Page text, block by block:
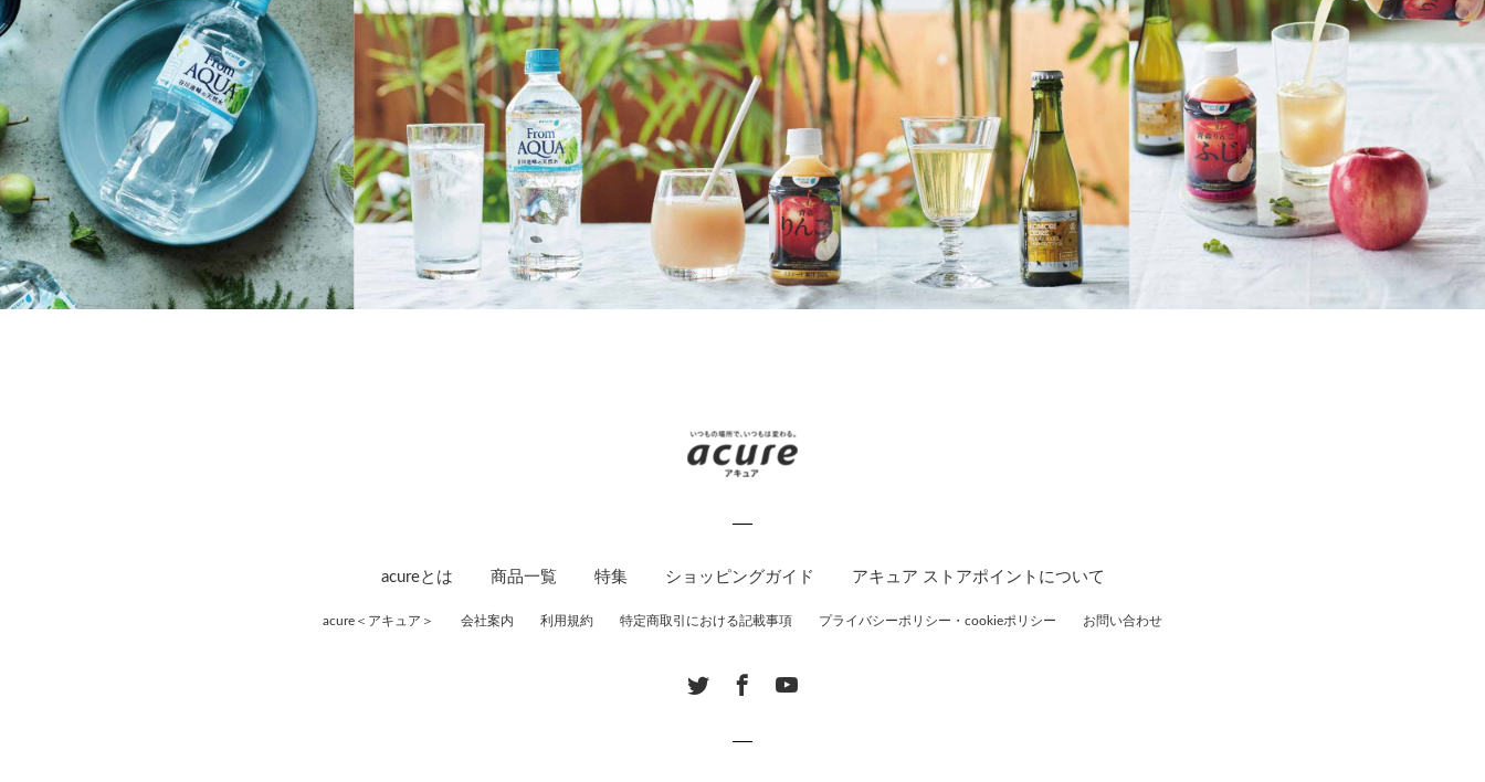
acureとは 商品一覧 特集 ショッピングガイド アキュア ストアポイントについて
acure＜アキュア＞ 会社案内 利用規約 特定商取引における記載事項 プライバシーポリシー・cookieポリシー お問い合わせ